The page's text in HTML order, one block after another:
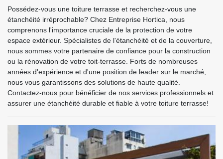
Possédez-vous une toiture terrasse et recherchez-vous une
étanchéité irréprochable? Chez Entreprise Hortica, nous
comprenons l'importance cruciale de la protection de votre
espace extérieur. Spécialistes de l'étanchéité et de la couverture,
nous sommes votre partenaire de confiance pour la construction
ou la rénovation de votre toit-terrasse. Forts de nombreuses
années d'expérience et d'une position de leader sur le marché,
nous vous garantissons des solutions de haute qualité.
Contactez-nous pour bénéficier de nos services professionnels et
assurer une étanchéité durable et fiable à votre toiture terrasse!